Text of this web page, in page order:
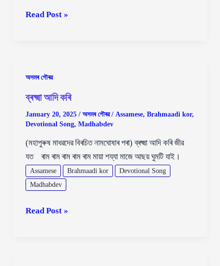
ভাৰ্গৱ
Read Post »
অসমৰ গৌৰৱ
ব্ৰক্ষ্মা আদি কৰি
January 20, 2025 / অসমৰ গৌৰৱ/ Assamese, Brahmaadi kor,
Devotional Song, Madhabdev
(মহাপুৰুষ মাধৱদেৱ বিৰচিত নামঘোষাৰ পৰা) ব্ৰক্ষ্মা আদি কৰি জীৱ
যত ৰাম ৰাম ৰাম ৰাম ৰাম মায়া শয্যা মাজে আছয় ঘুমটি যাই।
Assamese Brahmaadi kor
Devotional Song
Madhabdev
ব্ৰক্ষ্মা
Read Post »